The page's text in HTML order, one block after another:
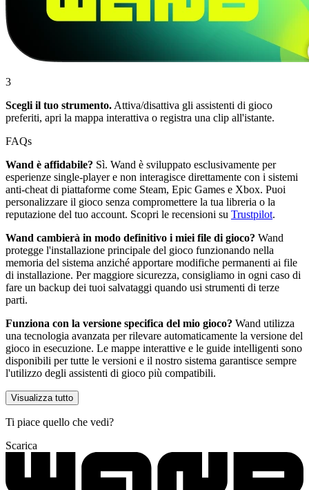
3
Scegli il tuo strumento. Attiva/disattiva gli assistenti di gioco
preferiti, apri la mappa interattiva o registra una clip all'istante.
FAQs
Wand è affidabile? Sì. Wand è sviluppato esclusivamente per
esperienze single-player e non interagisce direttamente con i sistemi
anti-cheat di piattaforme come Steam, Epic Games e Xbox. Puoi
personalizzare il gioco senza compromettere la tua libreria o la
reputazione del tuo account. Scopri le recensioni su Trustpilot.
Wand cambierà in modo definitivo i miei file di gioco? Wand
protegge l'installazione principale del gioco funzionando nella
memoria del sistema anziché apportare modifiche permanenti ai file
di installazione. Per maggiore sicurezza, consigliamo in ogni caso di
fare un backup dei tuoi salvataggi quando usi strumenti di terze
parti.
Funziona con la versione specifica del mio gioco? Wand utilizza
una tecnologia avanzata per rilevare automaticamente la versione del
gioco in esecuzione. Le mappe interattive e le guide intelligenti sono
disponibili per tutte le versioni e il nostro sistema garantisce sempre
l'utilizzo degli assistenti di gioco più compatibili.
Visualizza tutto
Ti piace quello che vedi?
Scarica